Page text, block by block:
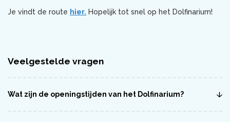
Je vindt de route hier. Hopelijk tot snel op het Dolfinarium!
Veelgestelde vragen
Wat zijn de openingstijden van het Dolfinarium?